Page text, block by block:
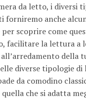
da letto, i diversi
anche
scoprire come
facilitare la lettura
diverse tipologie
da comodino
che si adatta